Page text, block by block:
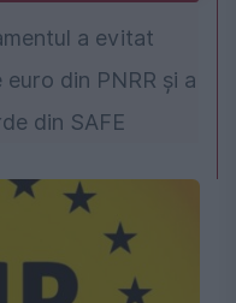
a evitat
din PNRR și a
din SAFE